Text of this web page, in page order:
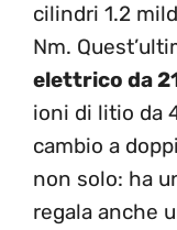
cilindri 1.2
Nm.
elettrico da
ioni di litio da
cambio a
non solo: ha
regala anche